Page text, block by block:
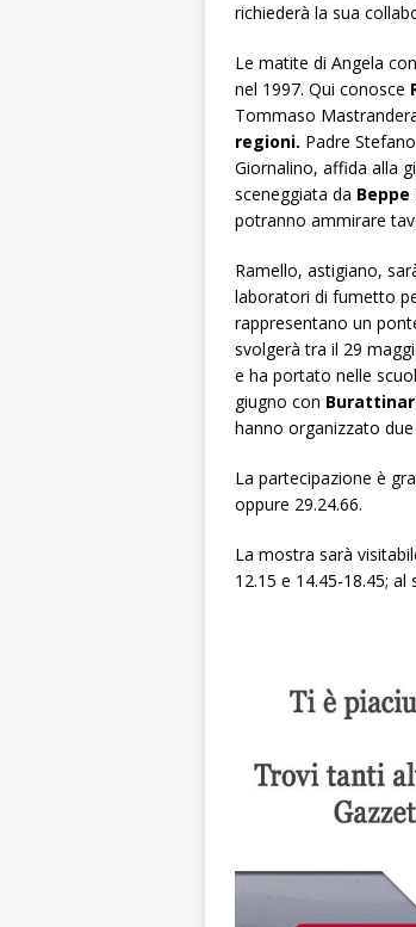
richiederà la sua
Le matite di Angela
nel 1997. Qui conosce
Tommaso
regioni. Padre
Giornalino, affida alla
sceneggiata da Beppe
potranno ammirare
Ramello, astigiano,
laboratori di fumetto
rappresentano un
svolgerà tra il 29
e ha portato nelle
giugno con
hanno organizzato
La partecipazione è
oppure 29.24.66.
La mostra sarà
12.15 e 14.45-18.45; al